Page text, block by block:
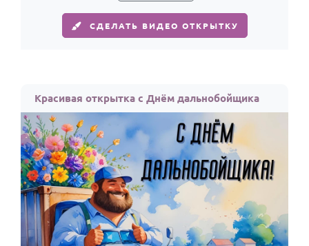
СДЕЛАТЬ ВИДЕО ОТКРЫТКУ
Красивая открытка с Днём дальнобойщика